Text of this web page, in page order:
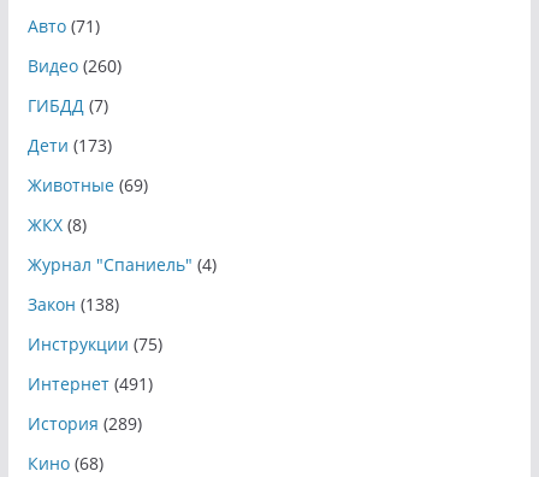
Авто(71)
Видео(260)
ГИБДД(7)
Дети (173)
Животные(69)
ЖКХ(8)
Журнал "Спаниель" (4)
Закон (138)
Инструкции (75)
Интернет(491)
История (289)
Кино(68)